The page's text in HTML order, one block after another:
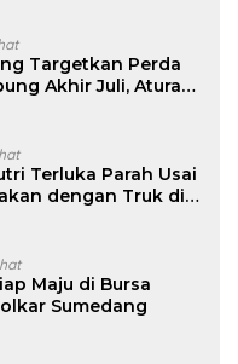
Targetkan Perda
Akhir Juli, Aturan
Terluka Parah Usai
dengan Truk di
Maju di Bursa
Sumedang